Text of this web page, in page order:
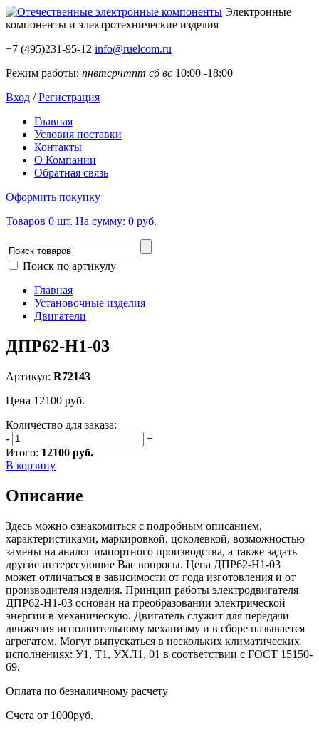
Электронные
компоненты и электротехнические изделия
+7 (495)231-95-12 info@ruelcom.ru
Режим работы: пнвтсрчтпт сб вс 10:00 -18:00
Вход /Регистрация
Главная
Условия поставки
Контакты
О Компании
Обратная связь
Оформить покупку
Товаров 0 шт. На сумму: 0 руб.
Поиск по артикулу
Главная
Установочные изделия
Двигатели
ДПР62-Н1-03
Артикул: R72143
Цена 12100 руб.
Количество для заказа:
-
+
Итого: 12100 руб.
В корзину
Описание
Здесь можно ознакомиться с подробным описанием,
характеристиками, маркировкой, цоколевкой, возможностью
замены на аналог импортного производства, а также задать
другие интересующие Вас вопросы. Цена ДПР62-Н1-03
может отличаться в зависимости от года изготовления и от
производителя изделия. Принцип работы электродвигателя
ДПР62-Н1-03 основан на преобразовании электрической
энергии в механическую. Двигатель служит для передачи
движения исполнительному механизму и в сборе называется
агрегатом. Могут выпускаться в нескольких климатических
исполнениях: У1, Т1, УХЛ1, 01 в соответствии с ГОСТ 15150-
69.
Оплата по безналичному расчету
Счета от 1000руб.